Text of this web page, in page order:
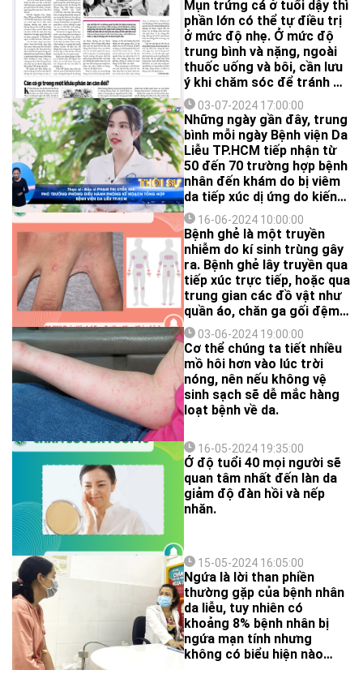
Mụn trứng cá ở tuổi dậy thì
phần lớn có thể tự điều trị
ở mức độ nhẹ. Ở mức độ
trung bình và nặng, ngoài
thuốc uống và bôi, cần lưu
ý khi chăm sóc để tránh để
lại hậu quả sau mụn.
03-07-2024 17:00:00
Những ngày gần đây, trung
bình mỗi ngày Bệnh viện Da
Liễu TP.HCM tiếp nhận từ
50 đến 70 trường hợp bệnh
nhân đến khám do bị viêm
da tiếp xúc dị ứng do kiến
ba khoang.
16-06-2024 10:00:00
Bệnh ghẻ là một truyền
nhiễm do kí sinh trùng gây
ra. Bệnh ghẻ lây truyền qua
tiếp xúc trực tiếp, hoặc qua
trung gian các đồ vật như
quần áo, chăn ga gối đệm.
Một người có thể nhiễm
không triệu chứng và lây
cho người khác.
03-06-2024 19:00:00
Cơ thể chúng ta tiết nhiều
mồ hôi hơn vào lúc trời
nóng, nên nếu không vệ
sinh sạch sẽ dễ mắc hàng
loạt bệnh về da.
16-05-2024 19:35:00
Ở độ tuổi 40 mọi người sẽ
quan tâm nhất đến làn da
giảm độ đàn hồi và nếp
nhăn.
15-05-2024 16:05:00
Ngứa là lời than phiền
thường gặp của bệnh nhân
da liễu, tuy nhiên có
khoảng 8% bệnh nhân bị
ngứa mạn tính nhưng
không có biểu hiện nào